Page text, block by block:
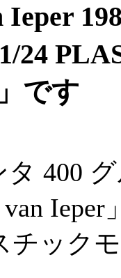
Ieper
24
です
400
チック